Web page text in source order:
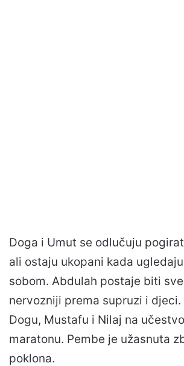
Doga i Umut se odlučuju
ali ostaju ukopani kada
sobom. Abdulah postaje biti
nervozniji prema supruzi i
Dogu, Mustafu i Nilaj na
maratonu. Pembe je užasnuta
poklona.